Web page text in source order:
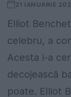
21 IANUARIE
Elliot
celebru, a
Acesta i-a
decojească
poate. Elliot